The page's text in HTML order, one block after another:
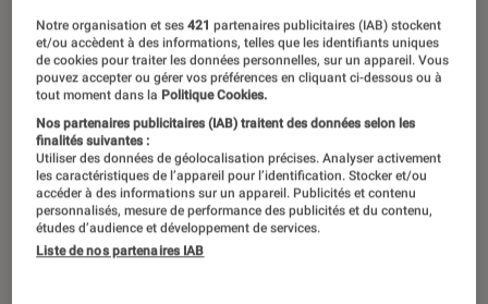
Neil Gaiman, le maître des mythes
ARTICLE
Livres / BD • 17 oct. 2017
Notre organisation et ses421 partenaires publicitaires (IAB) stockent
et/ou accèdent à des informations, telles que les identifiants uniques
de cookies pour traiter les données personnelles, sur un appareil. Vous
pouvez accepter ou gérer vos préférences en cliquant ci-dessous ou à
tout moment dans la Politique Cookies.
Nos partenaires publicitaires (IAB) traitent des données selon les
finalités suivantes :
Utiliser des données de géolocalisation précises. Analyser activement
les caractéristiques de l’appareil pour l’identification. Stocker et/ou
accéder à des informations sur un appareil. Publicités et contenu
personnalisés, mesure de performance des publicités et du contenu,
études d’audience et développement de services.
Liste de nos partenaires IAB